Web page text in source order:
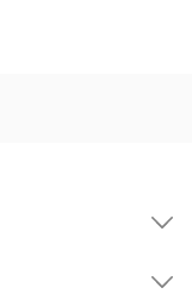
a beleza das
e atraente,